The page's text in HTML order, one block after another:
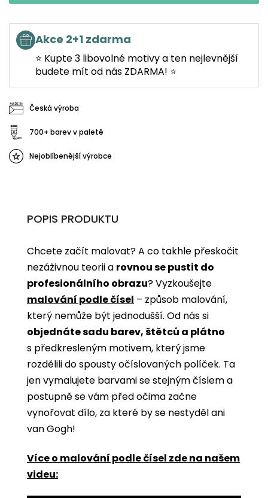
Akce 2+1 zdarma
⭐ Kupte 3 libovolné motivy a ten nejlevnější
budete mít od nás ZDARMA! ⭐
Česká výroba
700+ barev v paletě
Nejoblíbenější výrobce
POPIS PRODUKTU
Chcete začít malovat? A co takhle přeskočit
nezáživnou teorii a rovnou se pustit do
profesionálního obrazu? Vyzkoušejte
malování podle čísel ­­– způsob malování,
který nemůže být jednodušší. Od nás si
objednáte sadu barev, štětců a plátno
s předkresleným motivem, který jsme
rozdělili do spousty očíslovaných políček. Ta
jen vymalujete barvami se stejným číslem a
postupně se vám před očima začne
vynořovat dílo, za které by se nestyděl ani
van Gogh!
Více o malování podle čísel zde na našem
videu: